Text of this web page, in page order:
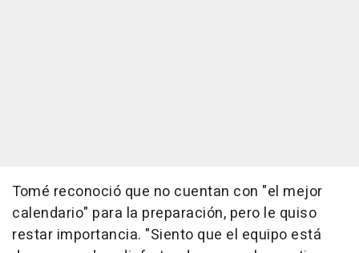
Tomé reconoció que no cuentan con "el mejor
calendario" para la preparación, pero le quiso
restar importancia. "Siento que el equipo está